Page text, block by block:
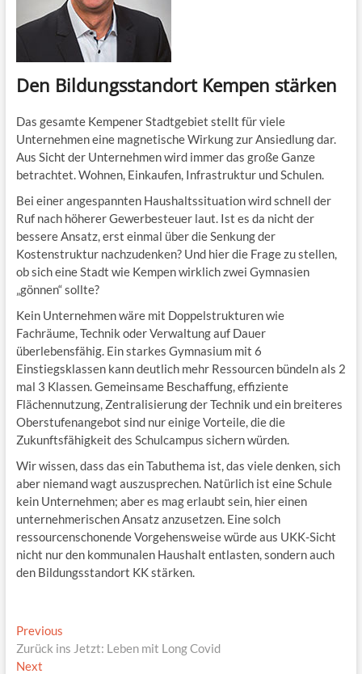
Den Bildungs­standort Kempen stärken
Das gesamte Kempener Stadtgebiet stellt für viele
Unternehmen eine magnetische Wirkung zur Ansiedlung dar.
Aus Sicht der Unternehmen wird immer das große Ganze
betrachtet. Wohnen, Einkaufen, Infrastruktur und Schulen.
Bei einer angespannten Haushaltssituation wird schnell der
Ruf nach höherer Gewerbesteuer laut. Ist es da nicht der
bessere Ansatz, erst einmal über die Senkung der
Kostenstruktur nachzudenken? Und hier die Frage zu stellen,
ob sich eine Stadt wie Kempen wirklich zwei Gymnasien
„gönnen“ sollte?
Kein Unternehmen wäre mit Doppelstrukturen wie
Fachräume, Technik oder Verwaltung auf Dauer
überlebensfähig. Ein starkes Gymnasium mit 6
Einstiegsklassen kann deutlich mehr Ressourcen bündeln als 2
mal 3 Klassen. Gemeinsame Beschaffung, effiziente
Flächennutzung, Zentralisierung der Technik und ein breiteres
Oberstufenangebot sind nur einige Vorteile, die die
Zukunftsfähigkeit des Schulcampus sichern würden.
Wir wissen, dass das ein Tabuthema ist, das viele denken, sich
aber niemand wagt auszusprechen. Natürlich ist eine Schule
kein Unternehmen; aber es mag erlaubt sein, hier einen
unternehmerischen Ansatz anzusetzen. Eine solch
ressourcenschonende Vorgehensweise würde aus UKK-Sicht
nicht nur den kommunalen Haushalt entlasten, sondern auch
den Bildungsstandort KK stärken.
Beitragsnavigation
PreviousPrevious
post:
Zurück ins Jetzt: Leben mit Long Covid
NextNext